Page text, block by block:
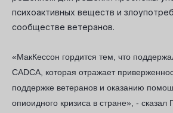
психоактивных веществ и
сообществе ветеранов.
«МакКессон гордится тем, что
CADCA, которая отражает
поддержке ветеранов и оказанию
опиоидного кризиса в стране», -